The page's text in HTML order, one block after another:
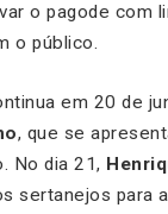
o pagode com
o público.
em 20 de
, que se
No dia 21,
sertanejos para a